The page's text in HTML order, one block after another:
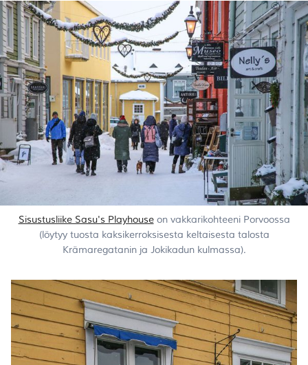
Sisustusliike Sasu's Playhouseon vakkarikohteeni Porvoossa
(löytyy tuosta kaksikerroksisesta keltaisesta talosta
Krämaregatanin ja Jokikadun kulmassa).